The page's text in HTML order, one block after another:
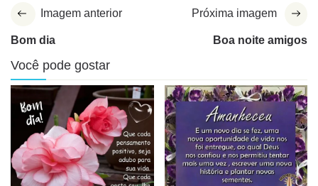
Imagem anterior
Bom dia
Próxima imagem
Boa noite amigos
Você pode gostar